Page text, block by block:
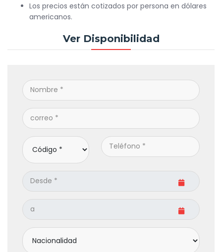
Los precios están cotizados por persona en dólares
americanos.
Ver Disponibilidad